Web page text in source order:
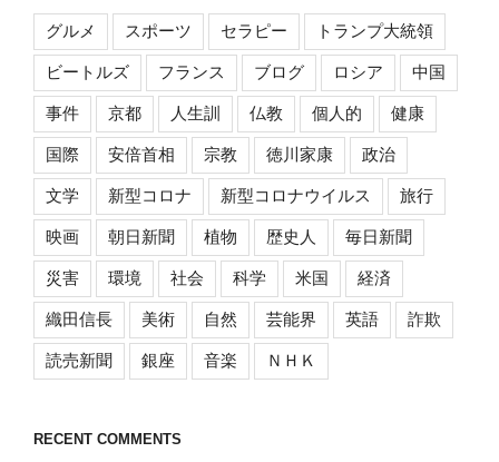
グルメ スポーツ セラピー トランプ大統領
ビートルズ フランス ブログ ロシア 中国
事件 京都 人生訓 仏教 個人的 健康
国際 安倍首相 宗教 徳川家康 政治
文学 新型コロナ 新型コロナウイルス 旅行
映画 朝日新聞 植物 歴史人 毎日新聞
災害 環境 社会 科学 米国 経済
織田信長 美術 自然 芸能界 英語 詐欺
読売新聞 銀座 音楽 ＮＨＫ
RECENT COMMENTS